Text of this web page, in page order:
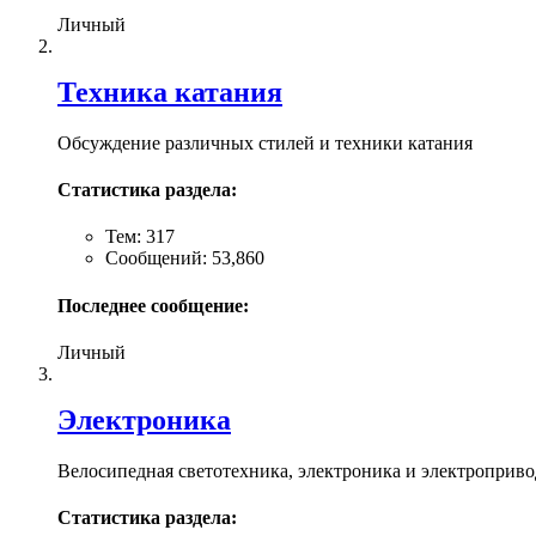
Личный
Техника катания
Обсуждение различных стилей и техники катания
Статистика раздела:
Тем: 317
Сообщений: 53,860
Последнее сообщение:
Личный
Электроника
Велосипедная светотехника, электроника и
Статистика раздела: